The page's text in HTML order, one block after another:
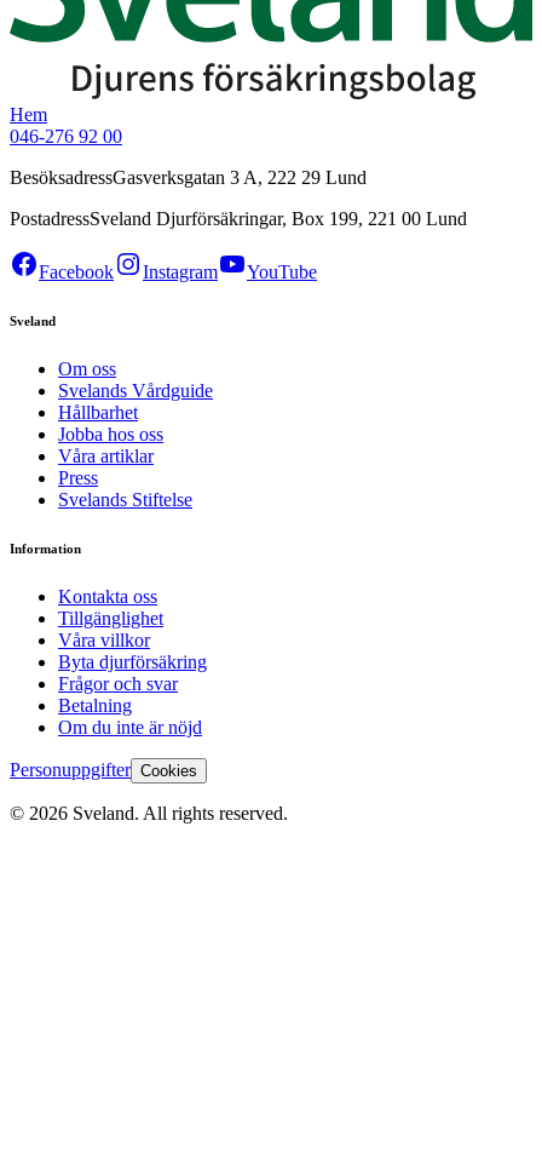
Hem
046-276 92 00
BesöksadressGasverksgatan 3 A, 222 29 Lund
PostadressSveland Djurförsäkringar, Box 199, 221 00 Lund
Facebook Instagram YouTube
Sveland
Om oss
Svelands Vårdguide
Hållbarhet
Jobba hos oss
Våra artiklar
Press
Svelands Stiftelse
Information
Kontakta oss
Tillgänglighet
Våra villkor
Byta djurförsäkring
Frågor och svar
Betalning
Om du inte är nöjd
Personuppgifter Cookies
© 2026 Sveland. All rights reserved.